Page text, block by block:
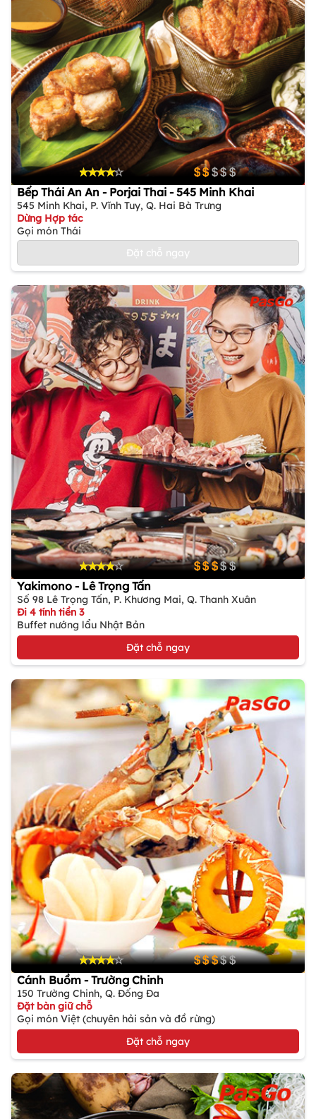
Bếp Thái An An - Porjai Thai - 545 Minh Khai
545 Minh Khai, P. Vĩnh Tuy, Q. Hai Bà Trưng
Dừng Hợp tác
Gọi món Thái
Đặt chỗ ngay
Yakimono - Lê Trọng Tấn
Số 98 Lê Trọng Tấn, P. Khương Mai, Q. Thanh Xuân
Đi 4 tính tiền 3
Buffet nướng lẩu Nhật Bản
Đặt chỗ ngay
Cánh Buồm - Trường Chinh
150 Trường Chinh, Q. Đống Đa
Đặt bàn giữ chỗ
Gọi món Việt (chuyên hải sản và đồ rừng)
Đặt chỗ ngay